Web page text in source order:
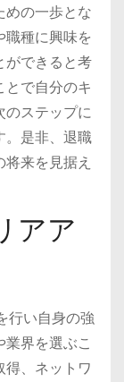
めの一歩とな
職種に興味を
ができると考
とで自分のキ
のステップに
。是非、退職
来を見据え
アア
行い自身の強
界を選ぶこ
得、ネットワ